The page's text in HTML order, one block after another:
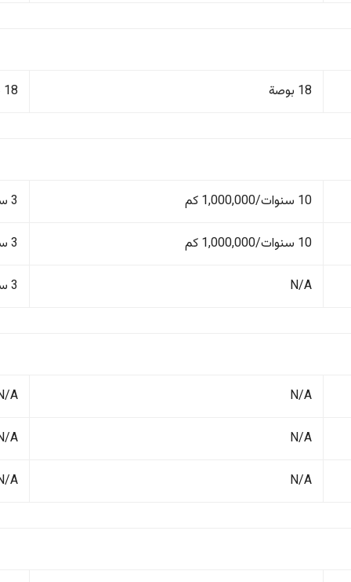
18 بوصة 18 بوصة
10 سنوات/1,000,000 كم 3 سنوات/100,000 كم
10 سنوات/1,000,000 كم 3 سنوات/100,000 كم
N/A 3 سنوات/100,000 كم
N/A
A
N/A
A
N/A
A